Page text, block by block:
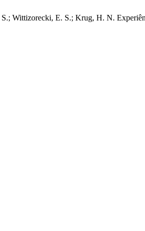
S.; Wittizorecki, E. S.; Krug, H. N.